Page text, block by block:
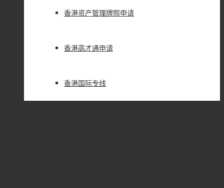
香港资产管理牌照申请
香港高才通申请
香港国际专线